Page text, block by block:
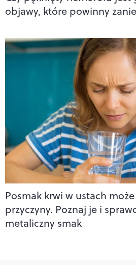
objawy, które powinny
Posmak krwi w ustach
przyczyny. Poznaj je i
metaliczny smak